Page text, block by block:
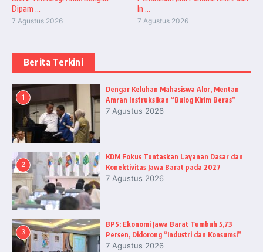
Dipam ...
7 Agustus 2026
In ...
7 Agustus 2026
Berita Terkini
1
Dengar Keluhan Mahasiswa Alor, Mentan
Amran Instruksikan “Bulog Kirim Beras”
7 Agustus 2026
2
KDM Fokus Tuntaskan Layanan Dasar dan
Konektivitas Jawa Barat pada 2027
7 Agustus 2026
3
BPS: Ekonomi Jawa Barat Tumbuh 5,73
Persen, Didorong “Industri dan Konsumsi”
7 Agustus 2026